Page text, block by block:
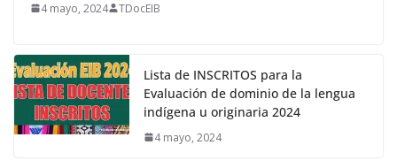
4 mayo, 2024 TDocEIB
Lista de INSCRITOS para la
Evaluación de dominio de la lengua
indígena u originaria 2024
4 mayo, 2024